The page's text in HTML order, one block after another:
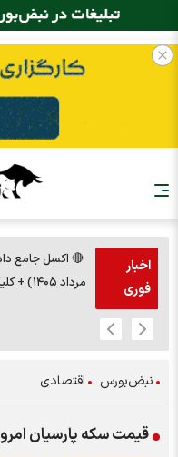
اخبار
فوری
مرداد ۱۴۰۵) + کلیک کنید
نبض‌بورس اقتصادی
قیمت سکه پارسیان امروز